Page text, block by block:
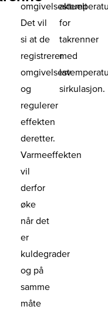
Det vil
si at de
registrerer
og
regulerer
effekten
deretter.
Varmeeffekten
vil
derfor
øke
når det
er
kuldegrader
og på
samme
måte
aktuelt
for
takrenner
med
lav
sirkulasjon.